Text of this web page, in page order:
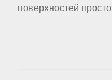
поверхностей